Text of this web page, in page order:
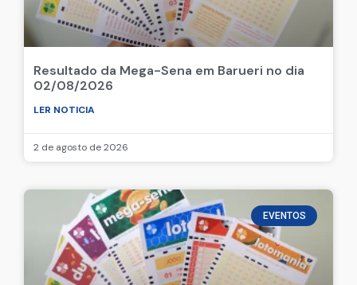
Resultado da Mega-Sena em Barueri no dia
02/08/2026
LER NOTICIA
2 de agosto de 2026
EVENTOS